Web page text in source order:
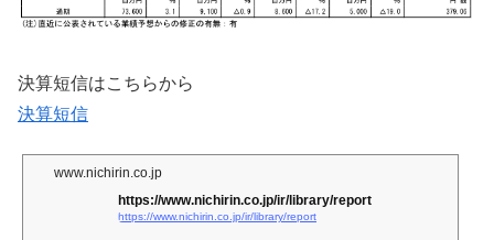
決算短信はこちらから
決算短信
www.nichirin.co.jp
https://www.nichirin.co.jp/ir/library/report
https://www.nichirin.co.jp/ir/library/report